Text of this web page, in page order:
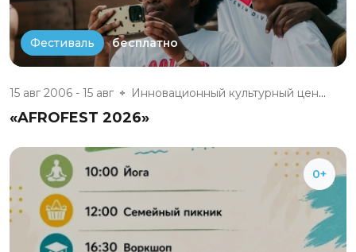
Фестиваль бесплатно
15 авг 2006 - 15 авг Инновационный культурный центр
«AFROFEST 2026»
0+